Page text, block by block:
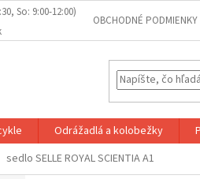
So: 9:00-12:00)
OBCHODNÉ PODMIENKY
Odrážadlá a kolobežky
sedlo SELLE ROYAL SCIENTIA A1